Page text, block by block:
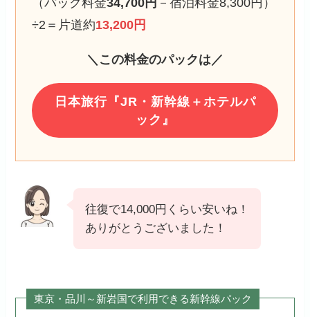
（パック料金34,700円 －宿泊料金8,300円）
÷2＝片道約13,200円
＼この料金のパックは／
日本旅行『JR・新幹線＋ホテルパ
ック』
往復で14,000円くらい安いね！
ありがとうございました！
東京・品川～新岩国で利用できる新幹線パック